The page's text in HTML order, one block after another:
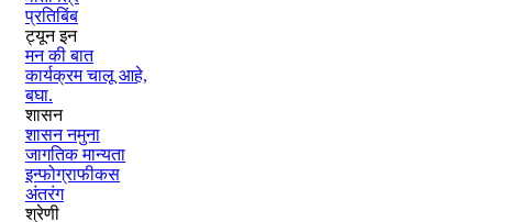
प्रतिबिंब
ट्यून इन
मन की बात
कार्यक्रम चालू आहे,
बघा.
शासन
शासन नमुना
जागतिक मान्यता
इन्फोग्राफीकस
अंतरंग
श्रेणी